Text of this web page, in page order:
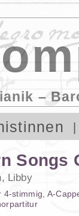
–
Songs
Libby
4-stimmig A-